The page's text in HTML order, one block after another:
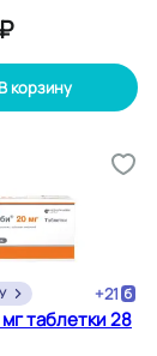
В корзину
+21
таблетки 28